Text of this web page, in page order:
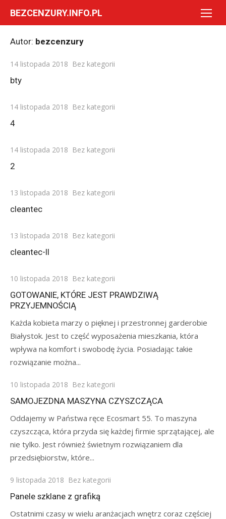
BEZCENZURY.INFO.PL
Autor: bezcenzury
Posted
on
14 listopada 2018 Bez kategorii
bty
Posted
on
14 listopada 2018 Bez kategorii
4
Posted
on
14 listopada 2018 Bez kategorii
2
Posted
on
13 listopada 2018 Bez kategorii
cleantec
Posted
on
13 listopada 2018 Bez kategorii
cleantec-II
Posted
on
10 listopada 2018 Bez kategorii
GOTOWANIE, KTÓRE JEST PRAWDZIWĄ
PRZYJEMNOŚCIĄ
Każda kobieta marzy o pięknej i przestronnej garderobie
Białystok. Jest to część wyposażenia mieszkania, która
wpływa na komfort i swobodę życia. Posiadając takie
rozwiązanie można...
Posted
on
10 listopada 2018 Bez kategorii
SAMOJEZDNA MASZYNA CZYSZCZĄCA
Oddajemy w Państwa ręce Ecosmart 55. To maszyna
czyszcząca, która przyda się każdej firmie sprzątającej, ale
nie tylko. Jest również świetnym rozwiązaniem dla
przedsiębiorstw, które...
Posted
on
9 listopada 2018 Bez kategorii
Panele szklane z grafiką
Ostatnimi czasy w wielu aranżacjach wnętrz coraz częściej